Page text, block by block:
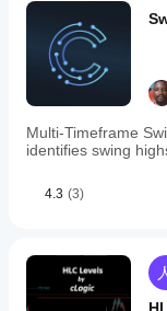
Multi-Timeframe
identifies swing
4.3 (3)